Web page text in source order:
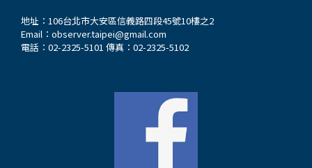
地址：106台北市大安區信義路四段45號10樓之2
Email： observer.taipei@gmail.com
電話：02-2325-5101 傳真：02-2325-5102